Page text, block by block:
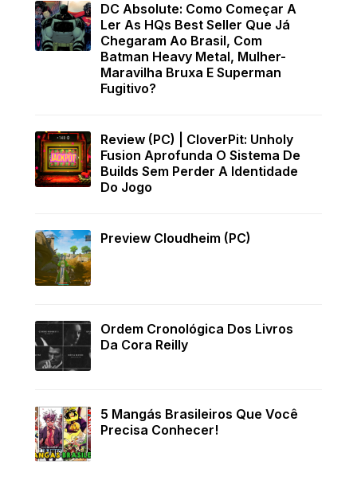
DC Absolute: Como Começar A
Ler As HQs Best Seller Que Já
Chegaram Ao Brasil, Com
Batman Heavy Metal, Mulher-
Maravilha Bruxa E Superman
Fugitivo?
Review (PC) | CloverPit: Unholy
Fusion Aprofunda O Sistema De
Builds Sem Perder A Identidade
Do Jogo
Preview Cloudheim (PC)
Ordem Cronológica Dos Livros
Da Cora Reilly
5 Mangás Brasileiros Que Você
Precisa Conhecer!